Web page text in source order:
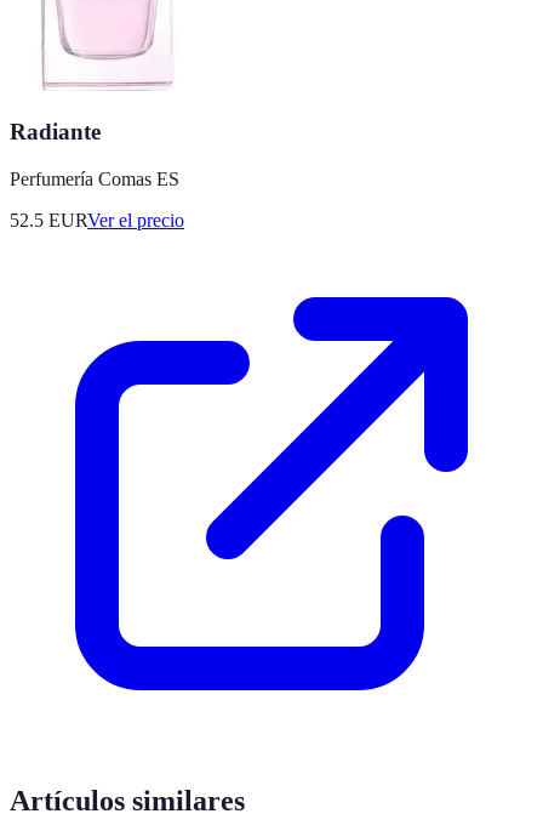
Radiante
Perfumería Comas ES
52.5 EURVer el precio
Artículos similares